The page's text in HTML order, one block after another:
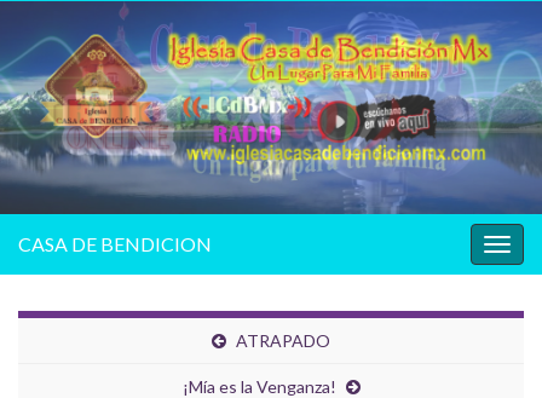
la
CASA DE BENDICION
ATRAPADO
¡Mía es la Venganza!